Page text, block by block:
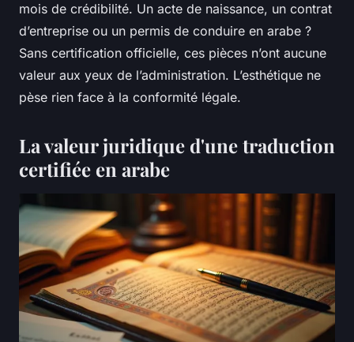
mois de crédibilité. Un acte de naissance, un contrat
d’entreprise ou un permis de conduire en arabe ?
Sans certification officielle, ces pièces n’ont aucune
valeur aux yeux de l’administration. L’esthétique ne
pèse rien face à la conformité légale.
La valeur juridique d'une traduction
certifiée en arabe